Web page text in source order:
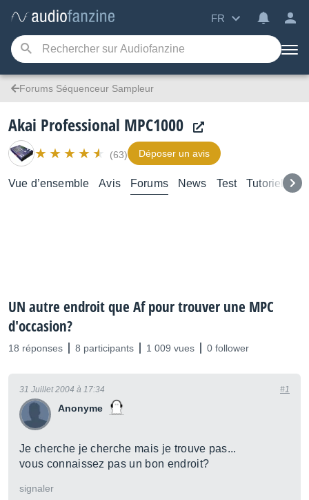
FR
Forums Séquenceur Sampleur
Akai Professional MPC1000
(63) Déposer un avis
Vue d’ensemble Avis Forums News Test Tutoriels
UN autre endroit que Af pour trouver une MPC
d'occasion?
18 réponses 8 participants 1 009 vues 0 follower
Anonyme
31 Juillet 2004 à 17:34 #1
Je cherche je cherche mais je trouve pas...
vous connaissez pas un bon endroit?
signaler